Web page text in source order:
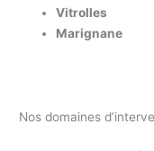
Vitrolles
Marignane
Nos domaines